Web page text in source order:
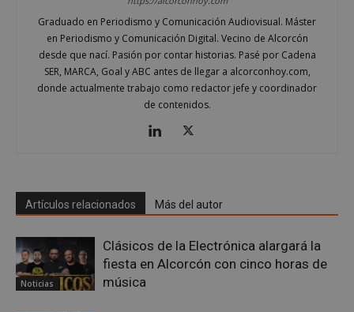
Graduado en Periodismo y Comunicación Audiovisual. Máster
en Periodismo y Comunicación Digital. Vecino de Alcorcón
desde que nací. Pasión por contar historias. Pasé por Cadena
SER, MARCA, Goal y ABC antes de llegar a alcorconhoy.com,
donde actualmente trabajo como redactor jefe y coordinador
de contenidos.
Artículos relacionados Más del autor
Noticias
Clásicos de la Electrónica alargará la
fiesta en Alcorcón con cinco horas de
música
embed.bsky.app